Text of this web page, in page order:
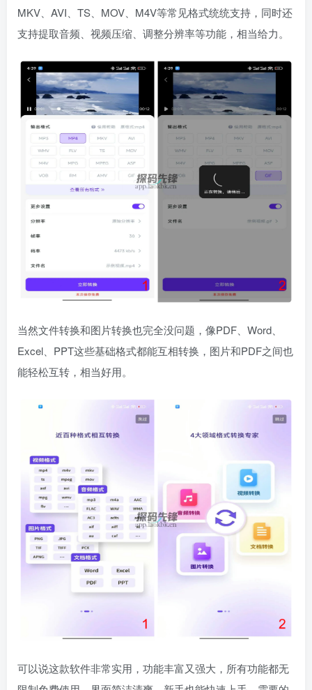
MKV、AVI、TS、MOV、M4V等常见格式统统支持，同时还
支持提取音频、视频压缩、调整分辨率等功能，相当给力。
当然文件转换和图片转换也完全没问题，像PDF、Word、
Excel、PPT这些基础格式都能互相转换，图片和PDF之间也
能轻松互转，相当好用。
可以说这款软件非常实用，功能丰富又强大，所有功能都无